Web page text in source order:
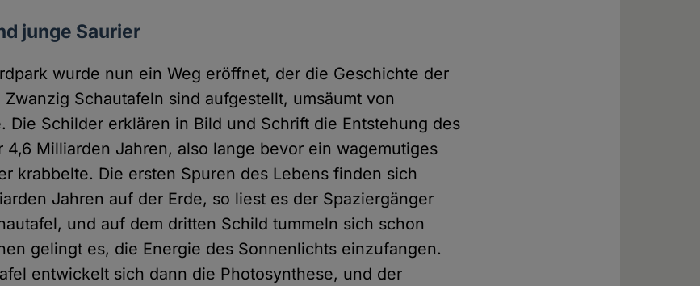
junge Saurier
wurde nun ein Weg eröffnet, der die Geschichte der
Schautafeln sind aufgestellt, umsäumt von
Die Schilder erklären in Bild und Schrift die Entstehung des
4,6 Milliarden Jahren, also lange bevor ein wagemutiges
krabbelte. Die ersten Spuren des Lebens finden sich
Jahren auf der Erde, so liest es der Spaziergänger
und auf dem dritten Schild tummeln sich schon
gelingt es, die Energie des Sonnenlichts einzufangen.
entwickelt sich dann die Photosynthese, und der